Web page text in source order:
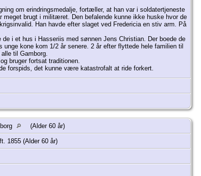
om erindringsmedalje, fortæller, at han var i soldatertjeneste
brugt i militæret. Den befalende kunne ikke huske hvor de
Han havde efter slaget ved Fredericia en stiv arm. På
i et hus i Hasseriis med sønnen Jens Christian. Der boede de
kone kom 1/2 år senere. 2 år efter flyttede hele familien til
til Gamborg.
bruger fortsat traditionen.
forspids, det kunne være katastrofalt at ride forkert.
Officererne kalde sig ofte et von og et stednavn og det har
(Alder 60 år)
1855 (Alder 60 år)